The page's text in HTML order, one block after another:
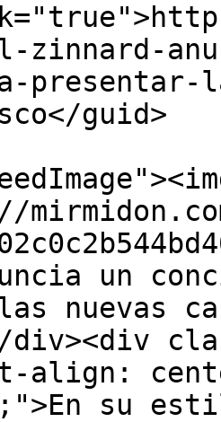
zinnard-
presentar-
guid>
un
nuevas
align:
su